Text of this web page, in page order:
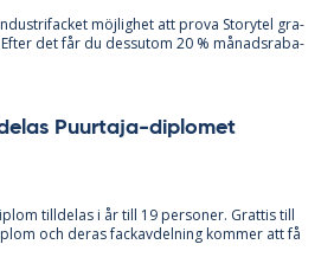
möj­lig­het att prova Sto­ry­tel gra­
det får du dess­utom 20 % må­nads­ra­ba­
Pu­ur­ta­ja-di­plo­met
till­de­las i år till 19 per­so­ner. Grat­tis till
och de­ras fackav­del­ning kom­mer att få